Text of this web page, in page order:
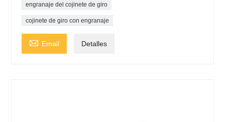
engranaje del cojinete de giro
cojinete de giro con engranaje
 Email Detalles